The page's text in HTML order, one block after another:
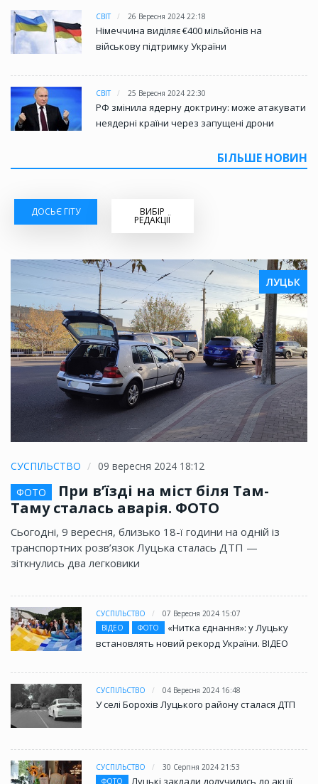
СВІТ 26 Вересня 2024 22:18
Німеччина виділяє €400 мільйонів на
військову підтримку України
СВІТ 25 Вересня 2024 22:30
РФ змінила ядерну доктрину: може атакувати
неядерні країни через запущені дрони
БІЛЬШЕ НОВИН
ДОСЬЄ ГІТУ ВИБІР
РЕДАКЦІЇ
ЛУЦЬК
СУСПІЛЬСТВО
09 вересня 2024 18:12
ФОТО
При в’їзді на міст біля Там-
Таму сталась аварія. ФОТО
Сьогодні, 9 вересня, близько 18-ї години на одній із
транспортних розв’язок Луцька сталась ДТП —
зіткнулись два легковики
СУСПІЛЬСТВО
07 Вересня 2024 15:07
ВІДЕО
ФОТО
«Нитка єднання»: у Луцьку
встановлять новий рекорд України. ВІДЕО
СУСПІЛЬСТВО 04 Вересня 2024 16:48
У селі Борохів Луцького району сталася ДТП
СУСПІЛЬСТВО
30 Серпня 2024 21:53
ФОТО
Луцькі заклади долучились до акції